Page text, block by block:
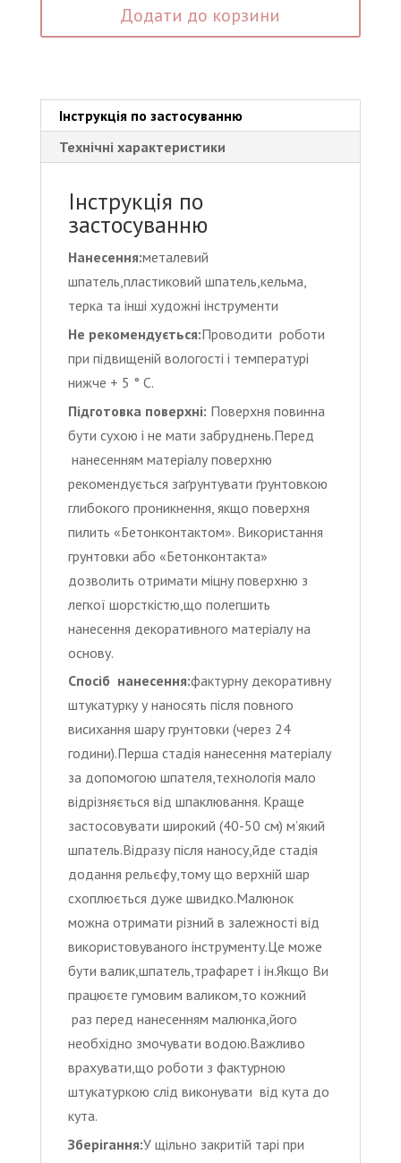
натурального
Тexture(Травентин,Марморин)
кількість
Додати до корзини
Інструкція по застосуванню
Технічні характеристики
Інструкція по
застосуванню
Нанесення:металевий
шпатель,пластиковий шпатель,кельма,
терка та інші художні інструменти
Не рекомендується:Проводити роботи
при підвищеній вологості і температурі
нижче + 5 ° С.
Підготовка поверхні: Поверхня повинна
бути сухою і не мати забруднень.Перед
нанесенням матеріалу поверхню
рекомендується заґрунтувати ґрунтовкою
глибокого проникнення, якщо поверхня
пилить «Бетонконтактом». Використання
грунтовки або «Бетонконтакта»
дозволить отримати міцну поверхню з
легкої шорсткістю,що полегшить
нанесення декоративного матеріалу на
основу.
Спосіб нанесення:фактурну декоративну
штукатурку у наносять після повного
висихання шару грунтовки (через 24
години).Перша стадія нанесення матеріалу
за допомогою шпателя,технологія мало
відрізняється від шпаклювання. Краще
застосовувати широкий (40-50 см) м’який
шпатель.Відразу після наносу,йде стадія
додання рельєфу,тому що верхній шар
схоплюється дуже швидко.Малюнок
можна отримати різний в залежності від
використовуваного інструменту.Це може
бути валик,шпатель,трафарет і ін.Якщо Ви
працюєте гумовим валиком,то кожний
раз перед нанесенням малюнка,його
необхідно змочувати водою.Важливо
врахувати,що роботи з фактурною
штукатуркою слід виконувати від кута до
кута.
Зберігання:У щільно закритій тарі при